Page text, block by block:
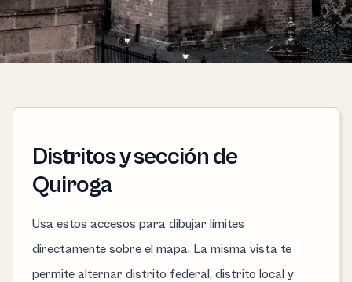
Distritos y sección de
Quiroga
Usa estos accesos para dibujar límites
directamente sobre el mapa. La misma vista te
permite alternar distrito federal, distrito local y